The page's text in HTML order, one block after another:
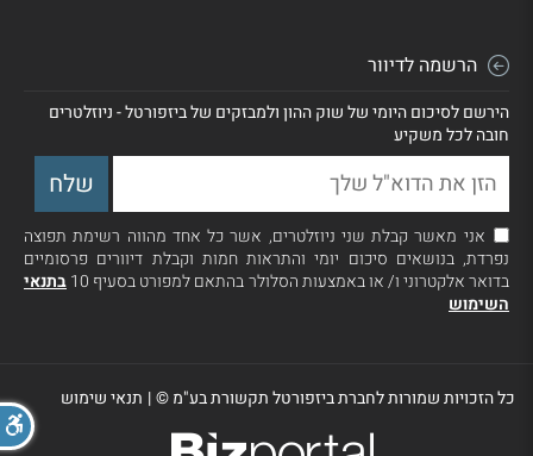
הרשמה לדיוור
הירשם לסיכום היומי של שוק ההון ולמבזקים של ביזפורטל - ניוזלטרים
חובה לכל משקיע
אני מאשר קבלת שני ניוזלטרים, אשר כל אחד מהווה רשימת תפוצה
נפרדת, בנושאים סיכום יומי והתראות חמות וקבלת דיוורים פרסומיים
בדואר אלקטרוני ו/ או באמצעות הסלולר בהתאם למפורט בסעיף 10
בתנאי
השימוש
כל הזכויות שמורות לחברת ביזפורטל תקשורת בע"מ ©| תנאי שימוש